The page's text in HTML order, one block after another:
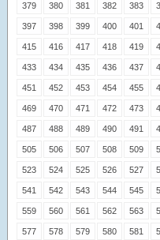
379 380 381 382 383
397 398 399 400 401
415 416 417 418 419
433 434 435 436 437
451 452 453 454 455
469 470 471 472 473
487 488 489 490 491
505 506 507 508 509
523 524 525 526 527
541 542 543 544 545
559 560 561 562 563
577 578 579 580 581